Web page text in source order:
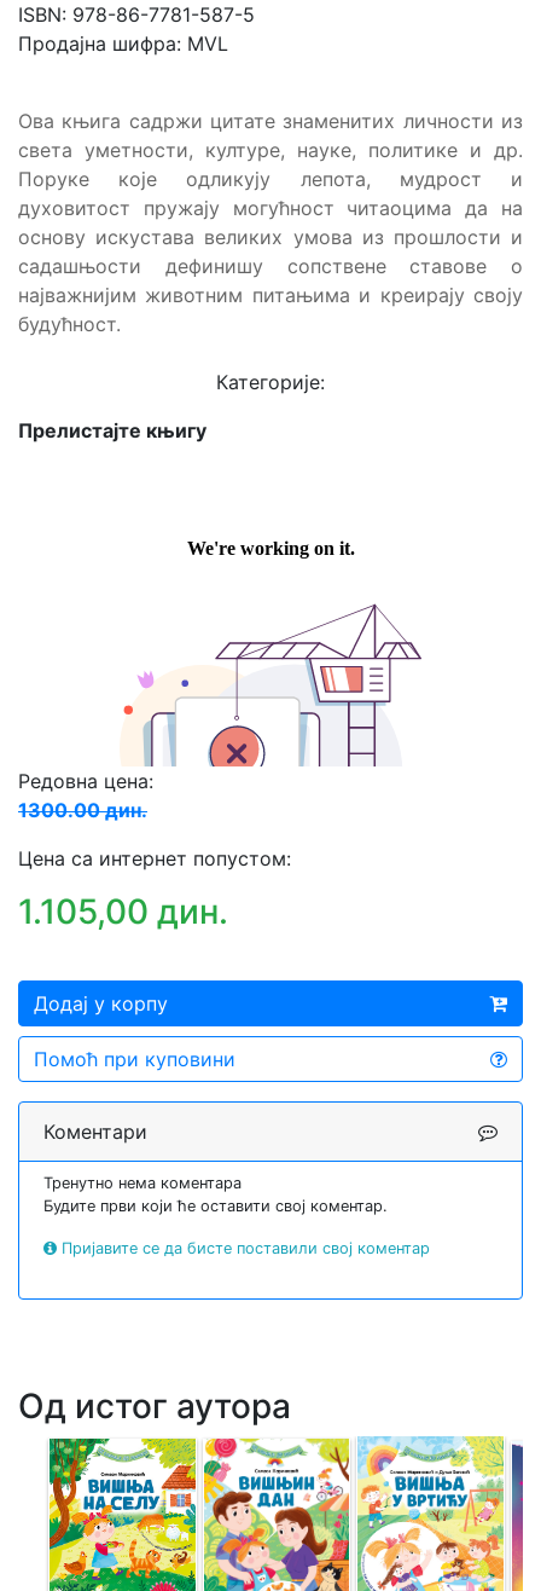
ISBN: 978-86-7781-587-5
Продајна шифра: MVL
Ова књига садржи цитате знаменитих личности из
света уметности, културе, науке, политике и др.
Поруке које одликују лепота, мудрост и
духовитост пружају могућност читаоцима да на
основу искустава великих умова из прошлости и
садашњости дефинишу сопствене ставове о
најважнијим животним питањима и креирају своју
будућност.
Категорије:
Прелистајте књигу
Редовна цена:
1300.00 дин.
Цена са интернет попустом:
1.105,00 дин.
Додај у корпу
Помоћ при куповини
Коментари
Тренутно нема коментара
Будите први који ће оставити свој коментар.
Пријавите се да бисте поставили свој коментар
Од истог аутора